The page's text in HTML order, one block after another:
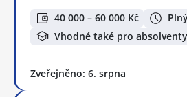
40 000 – 60 000 Kč
Vhodné také pro absolventy
Zveřejněno: 6. srpna